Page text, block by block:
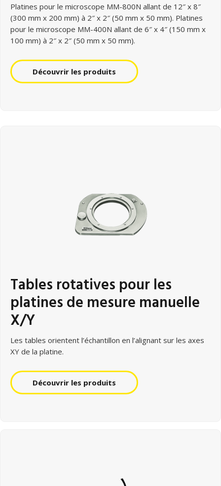
Platines pour le microscope MM-800N allant de 12″ x 8″
(300 mm x 200 mm) à 2″ x 2″ (50 mm x 50 mm). Platines
pour le microscope MM-400N allant de 6″ x 4″ (150 mm x
100 mm) à 2″ x 2″ (50 mm x 50 mm).
Découvrir les produits
Tables rotatives pour les
platines de mesure manuelle
X/Y
Les tables orientent l’échantillon en l’alignant sur les axes
XY de la platine.
Découvrir les produits